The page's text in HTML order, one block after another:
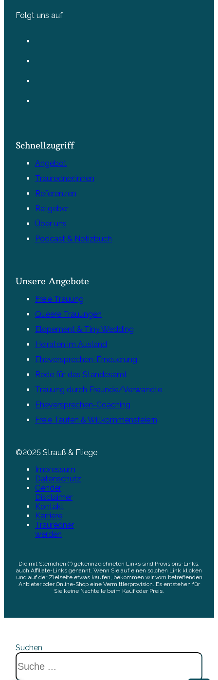
Folgt uns auf
Schnellzugriff
Angebot
Trauredner:innen
Referenzen
Ratgeber
Über uns
Podcast & Notizbuch
Unsere Angebote
Freie Trauung
Queere Trauungen
Elopement & Tiny Wedding
Heiraten im Ausland
Eheversprechen-Erneuerung
Rede für das Standesamt
Trauung durch Freunde/Verwandte
Eheversprechen-Coaching
Freie Taufen & Willkommensfeiern
©2025 Strauß & Fliege
Impressum
Datenschutz
Gender
Disclaimer
Kontakt
Karriere
Trauredner
werden
Die mit Sternchen (*) gekennzeichneten Links sind Provisions-Links,
auch Affiliate-Links genannt. Wenn Sie auf einen solchen Link klicken
und auf der Zielseite etwas kaufen, bekommen wir vom betreffenden
Anbieter oder Online-Shop eine Vermittlerprovision. Es entstehen für
Sie keine Nachteile beim Kauf oder Preis.
Suchen